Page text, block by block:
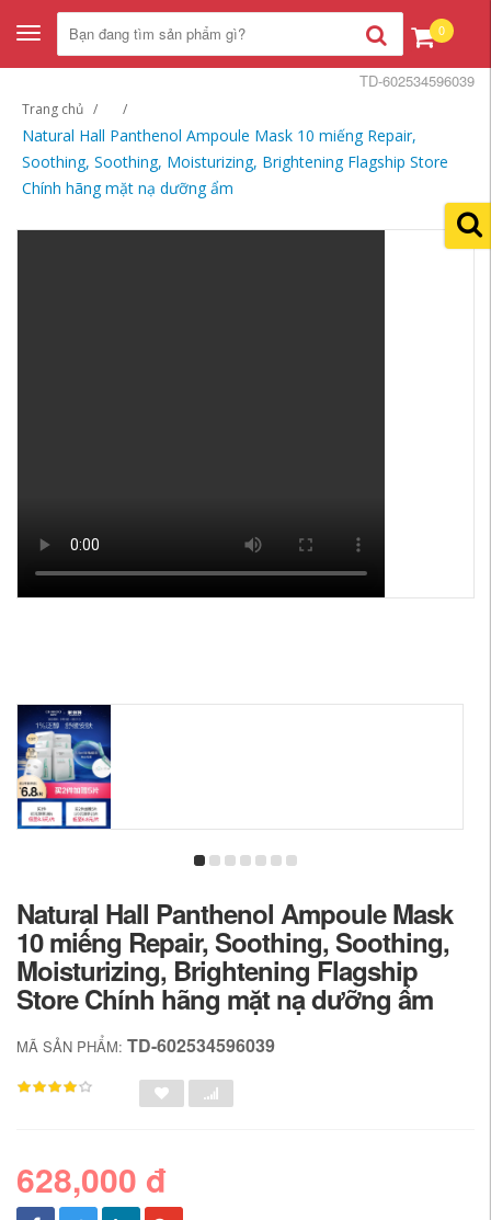
Toggle
navigation
0
Trang chủ
Natural Hall Panthenol Ampoule Mask 10 miếng Repair,
Soothing, Soothing, Moisturizing, Brightening Flagship Store
Chính hãng mặt nạ dưỡng ẩm
TD-602534596039
Natural Hall Panthenol Ampoule Mask
10 miếng Repair, Soothing, Soothing,
Moisturizing, Brightening Flagship
Store Chính hãng mặt nạ dưỡng ẩm
MÃ SẢN PHẨM: TD-602534596039
628,000 đ